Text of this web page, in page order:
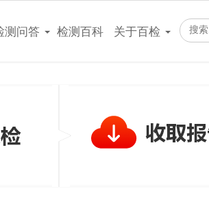
测问答 检测百科 关于百检